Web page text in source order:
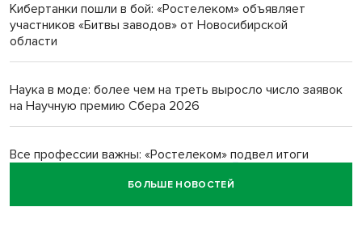
Новосибирский преподаватель с женой вошли в топ-16
многодетных в России
Обновлённое отделение ВТБ открылось в Искитиме
Кибертанки пошли в бой: «Ростелеком» объявляет
участников «Битвы заводов» от Новосибирской
области
Наука в моде: более чем на треть выросло число заявок
на Научную премию Сбера 2026
Все профессии важны: «Ростелеком» подвел итоги
БОЛЬШЕ НОВОСТЕЙ